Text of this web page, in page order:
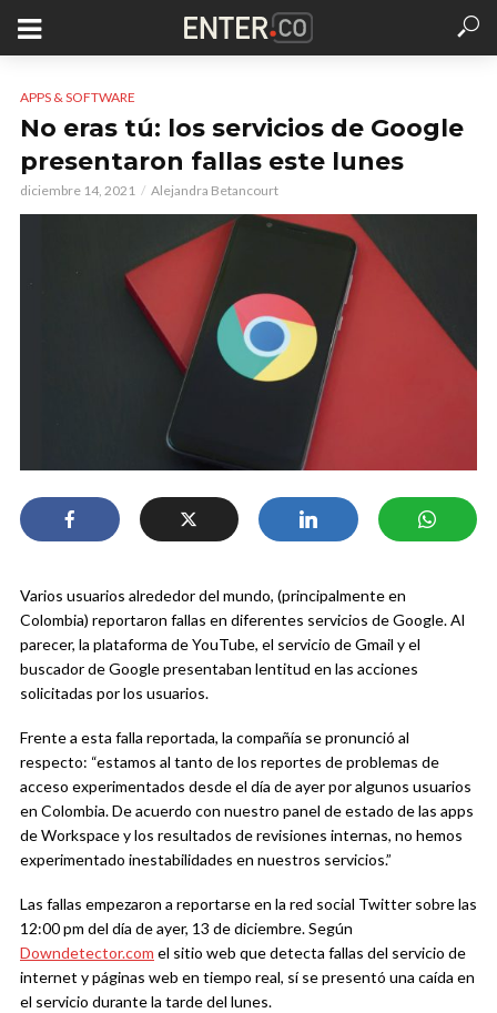
APPS & SOFTWARE
No eras tú: los servicios de Google
presentaron fallas este lunes
diciembre 14, 2021 Alejandra Betancourt
Varios usuarios alrededor del mundo, (principalmente en
Colombia) reportaron fallas en diferentes servicios de Google. Al
parecer, la plataforma de YouTube, el servicio de Gmail y el
buscador de Google presentaban lentitud en las acciones
solicitadas por los usuarios.
Frente a esta falla reportada, la compañía se pronunció al
respecto: “estamos al tanto de los reportes de problemas de
acceso experimentados desde el día de ayer por algunos usuarios
en Colombia. De acuerdo con nuestro panel de estado de las apps
de Workspace y los resultados de revisiones internas, no hemos
experimentado inestabilidades en nuestros servicios.”
Las fallas empezaron a reportarse en la red social Twitter sobre las
12:00 pm del día de ayer, 13 de diciembre. Según
Downdetector.com el sitio web que detecta fallas del servicio de
internet y páginas web en tiempo real, sí se presentó una caída en
el servicio durante la tarde del lunes.